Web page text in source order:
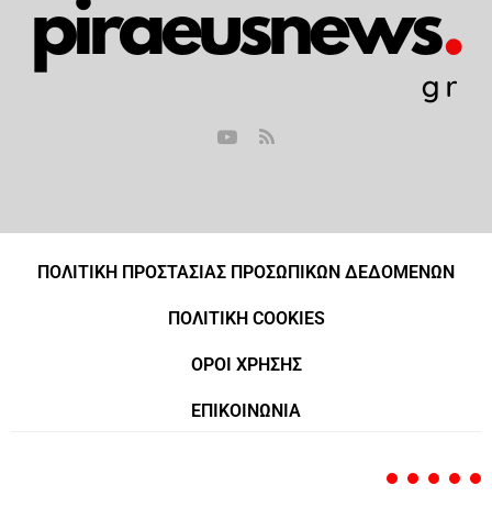
ΠΟΛΙΤΙΚΗ ΠΡΟΣΤΑΣΙΑΣ ΠΡΟΣΩΠΙΚΩΝ ΔΕΔΟΜΕΝΩΝ
ΠΟΛΙΤΙΚΗ COOKIES
ΟΡΟΙ ΧΡΗΣΗΣ
ΕΠΙΚΟΙΝΩΝΙΑ